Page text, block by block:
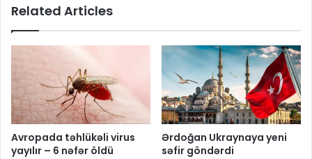
Related Articles
Avropada təhlükəli virus
yayılır – 6 nəfər öldü
Ərdoğan Ukraynaya yeni
səfir göndərdi